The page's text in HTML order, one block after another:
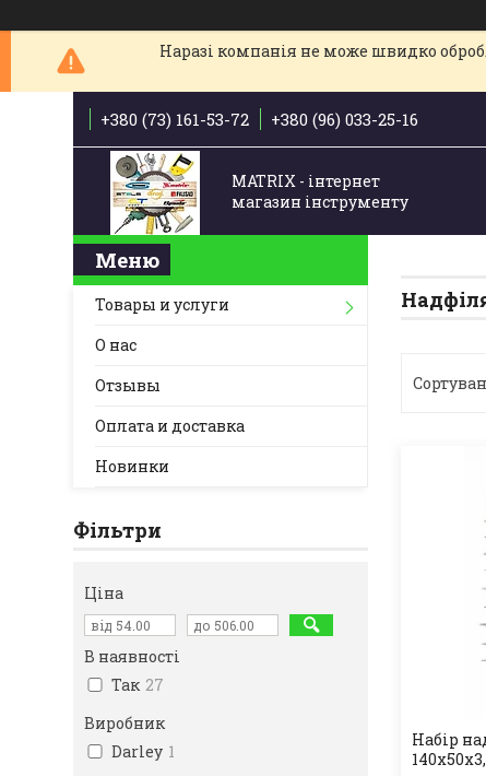
Наразі компанія не може швидко
+380 (73) 161-53-72 +380 (96) 033-25-16
MATRIX - інтернет
магазин інструменту
Набір
Товары и услуги
О нас
Отзывы
Оплата и доставка
Новинки
Фільтри
Ціна
В наявності
Так 27
Виробник
Darley 1